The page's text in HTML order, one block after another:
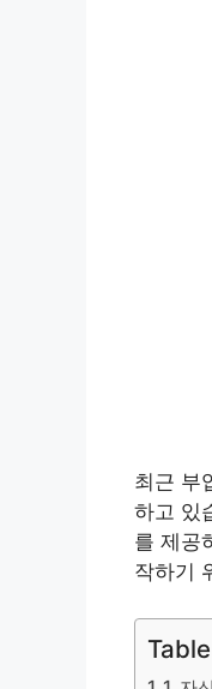
최근 부
하고 있
를 제공
작하기